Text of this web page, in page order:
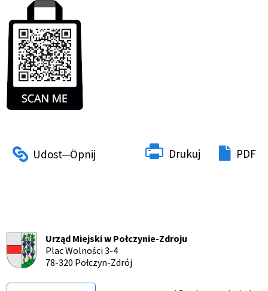
Drukuj PDF
Urząd Miejski w Połczynie-Zdroju
Plac Wolności 3-4
78-320 Połczyn-Zdrój